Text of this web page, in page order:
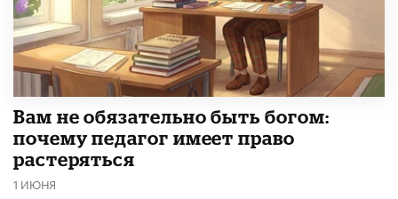
​Вам не обязательно быть богом:
почему педагог имеет право
растеряться
1 ИЮНЯ